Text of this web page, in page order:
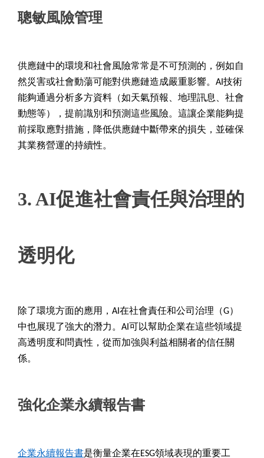
聰敏風險管理
供應鏈中的環境和社會風險常常是不可預測的，例如自
然災害或社會動蕩可能對供應鏈造成嚴重影響。AI技術
能夠通過分析多方資料（如天氣預報、地理訊息、社會
動態等），提前識別和預測這些風險。這讓企業能夠提
前採取應對措施，降低供應鏈中斷帶來的損失，並確保
其業務營運的持續性。
3. AI促進社會責任與治理的
透明化
除了環境方面的應用，AI在社會責任和公司治理（G）
中也展現了強大的潛力。AI可以幫助企業在這些領域提
高透明度和問責性，從而加強與利益相關者的信任關
係。
強化企業永續報告書
企業永續報告書是衡量企業在ESG領域表現的重要工